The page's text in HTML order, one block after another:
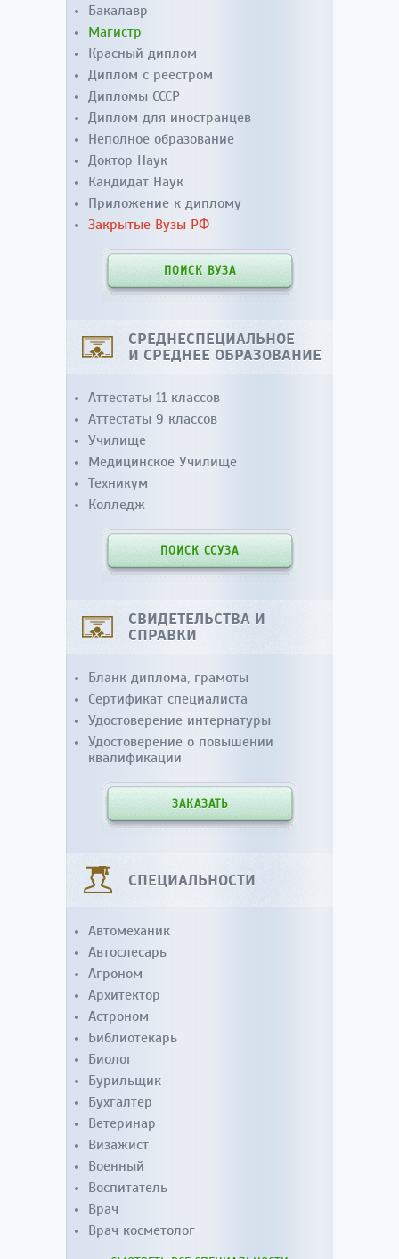
Бакалавр
Магистр
Красный диплом
Диплом с реестром
Дипломы СССР
Диплом для иностранцев
Неполное образование
Доктор Наук
Кандидат Наук
Приложение к диплому
Закрытые Вузы РФ
ПОИСК ВУЗА
СРЕДНЕСПЕЦИАЛЬНОЕ
И СРЕДНЕЕ ОБРАЗОВАНИЕ
Аттестаты 11 классов
Аттестаты 9 классов
Училище
Медицинское Училище
Техникум
Колледж
ПОИСК ССУЗА
СВИДЕТЕЛЬСТВА И
СПРАВКИ
Бланк диплома, грамоты
Сертификат специалиста
Удостоверение интернатуры
Удостоверение о повышении
квалификации
ЗАКАЗАТЬ
СПЕЦИАЛЬНОСТИ
Автомеханик
Автослесарь
Агроном
Архитектор
Астроном
Библиотекарь
Биолог
Бурильщик
Бухгалтер
Ветеринар
Визажист
Военный
Воспитатель
Врач
Врач косметолог